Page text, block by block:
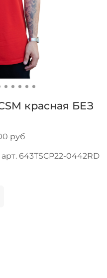
арт. 643TSCP22-0442RD
красная БЕЗ
руб